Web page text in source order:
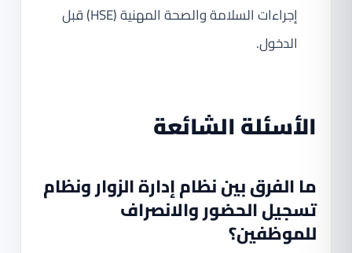
إجراءات السلامة والصحة المهنية (HSE) قبل
الدخول.
الأسئلة الشائعة
ما الفرق بين نظام إدارة الزوار ونظام
تسجيل الحضور والانصراف
للموظفين؟